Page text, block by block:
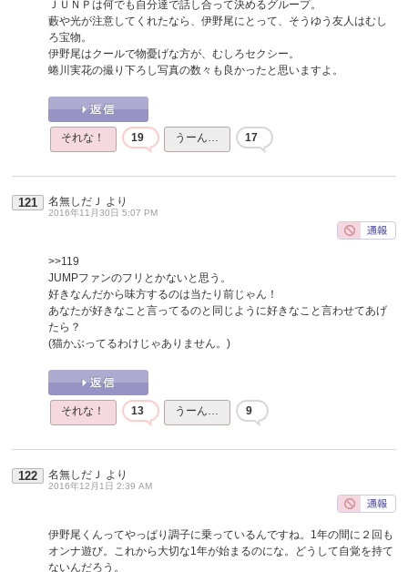
ＪＵＮＰは何でも自分達で話し合って決めるグループ。
藪や光が注意してくれたなら、伊野尾にとって、そうゆう友人はむし
ろ宝物。
伊野尾はクールで物憂げな方が、むしろセクシー。
蜷川実花の撮り下ろし写真の数々も良かったと思いますよ。
それな！ 19 うーん… 17
121 名無しだＪ より
2016年11月30日 5:07 PM
>>119
JUMPファンのフリとかないと思う。
好きなんだから味方するのは当たり前じゃん！
あなたが好きなこと言ってるのと同じように好きなこと言わせてあげ
たら？
(猫かぶってるわけじゃありません。)
それな！ 13 うーん… 9
122 名無しだＪ より
2016年12月1日 2:39 AM
伊野尾くんってやっぱり調子に乗っているんですね。1年の間に２回も
オンナ遊び。これから大切な1年が始まるのにな。どうして自覚を持て
ないんだろう。